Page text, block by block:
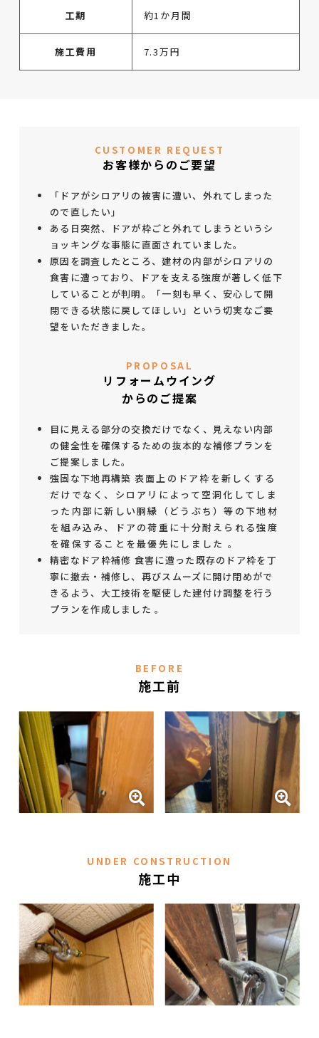
工期 約1か月間
施工費用 7.3万円
CUSTOMER REQUEST
お客様からのご要望
「ドアがシロアリの被害に遭い、外れてしまった
ので直したい」
ある日突然、ドアが枠ごと外れてしまうというシ
ョッキングな事態に直面されていました。
原因を調査したところ、建材の内部がシロアリの
食害に遭っており、ドアを支える強度が著しく低下
していることが判明。「一刻も早く、安心して開
閉できる状態に戻してほしい」という切実なご要
望をいただきました。
PROPOSAL
リフォームウイング
からのご提案
目に見える部分の交換だけでなく、見えない内部
の健全性を確保するための抜本的な補修プランを
ご提案しました。
強固な下地再構築 表面上のドア枠を新しくする
だけでなく、シロアリによって空洞化してしま
った内部に新しい胴縁（どうぶち）等の下地材
を組み込み、ドアの荷重に十分耐えられる強度
を確保することを最優先にしました 。
精密なドア枠補修 食害に遭った既存のドア枠を丁
寧に撤去・補修し、再びスムーズに開け閉めがで
きるよう、大工技術を駆使した建付け調整を行う
プランを作成しました。
BEFORE
施工前
UNDER CONSTRUCTION
施工中